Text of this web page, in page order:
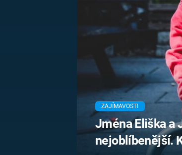
MARIE
BRITSKÁ
RODINA
ZAJÍMAVOSTI
Jména Eliška a
nejoblíbenější.